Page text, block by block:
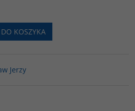
DO KOSZYKA
Jerzy